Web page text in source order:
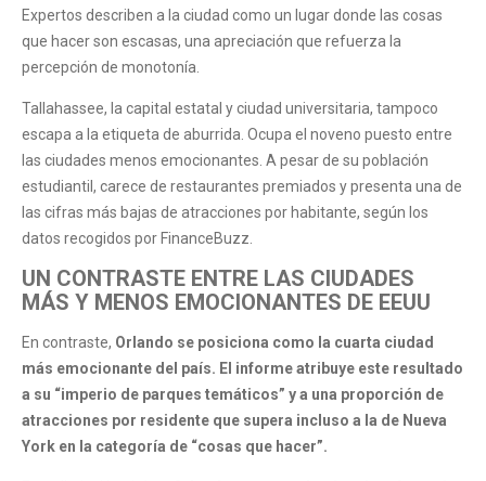
Expertos describen a la ciudad como un lugar donde las cosas
que hacer son escasas, una apreciación que refuerza la
percepción de monotonía.
Tallahassee, la capital estatal y ciudad universitaria, tampoco
escapa a la etiqueta de aburrida. Ocupa el noveno puesto entre
las ciudades menos emocionantes. A pesar de su población
estudiantil, carece de restaurantes premiados y presenta una de
las cifras más bajas de atracciones por habitante, según los
datos recogidos por FinanceBuzz.
UN CONTRASTE ENTRE LAS CIUDADES
MÁS Y MENOS EMOCIONANTES DE EEUU
En contraste, Orlando se posiciona como la cuarta ciudad
más emocionante del país. El informe atribuye este resultado
a su “imperio de parques temáticos” y a una proporción de
atracciones por residente que supera incluso a la de Nueva
York en la categoría de “cosas que hacer”.